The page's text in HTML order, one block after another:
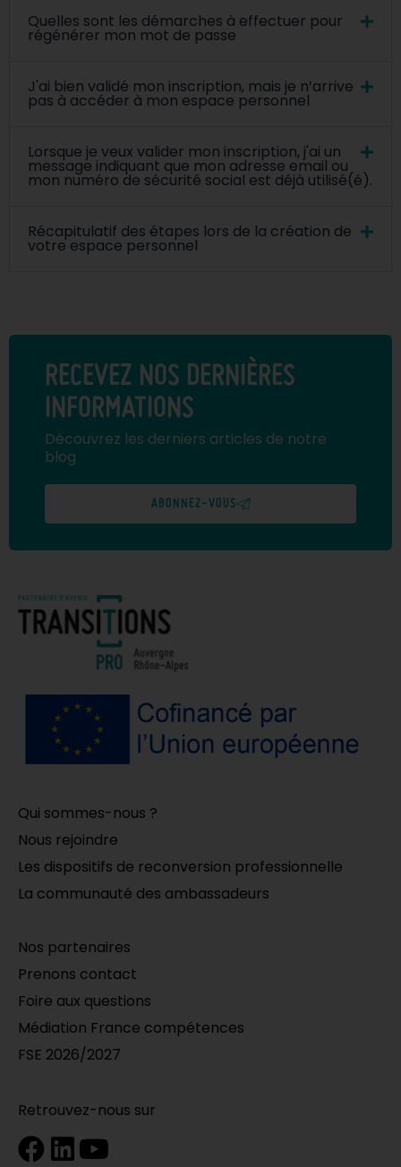
Quelles sont les démarches à effectuer pour
régénérer mon mot de passe
J'ai bien validé mon inscription, mais je n’arrive
pas à accéder à mon espace personnel
Lorsque je veux valider mon inscription, j'ai un
message indiquant que mon adresse email ou
mon numéro de sécurité social est déjà utilisé(é).
Récapitulatif des étapes lors de la création de
votre espace personnel
RECEVEZ NOS DERNIÈRES
INFORMATIONS
Découvrez les derniers articles de notre
blog
ABONNEZ-VOUS
Qui sommes-nous ?
Nous rejoindre
Les dispositifs de reconversion professionnelle
La communauté des ambassadeurs
Nos partenaires
Prenons contact
Foire aux questions
Médiation France compétences
FSE 2026/2027
Retrouvez-nous sur